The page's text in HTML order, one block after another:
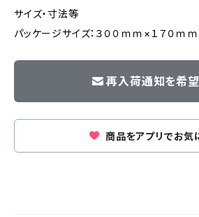
サイズ・寸法等
パッケージサイズ：３００ｍｍ×１７０ｍ
再入荷通知を希
商品をアプリでお気